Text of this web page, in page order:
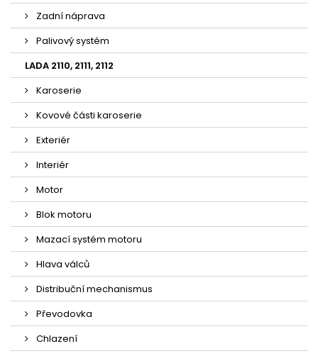
Zadní náprava
Palivový systém
LADA 2110, 2111, 2112
Karoserie
Kovové části karoserie
Exteriér
Interiér
Motor
Blok motoru
Mazací systém motoru
Hlava válců
Distribuční mechanismus
Převodovka
Chlazení